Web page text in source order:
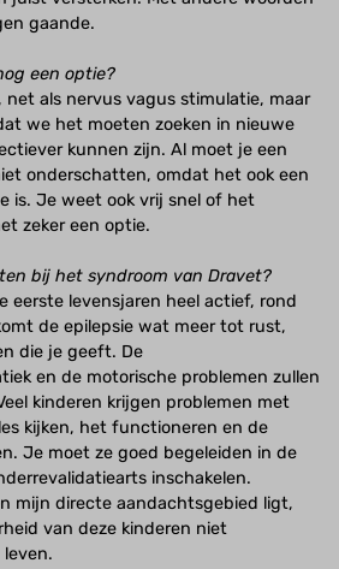
gaande.
een optie?
als nervus vagus stimulatie, maar
we het moeten zoeken in nieuwe
kunnen zijn. Al moet je een
onderschatten, omdat het ook een
is. Je weet ook vrij snel of het
zeker een optie.
bij het syndroom van Dravet?
eerste levensjaren heel actief, rond
de epilepsie wat meer tot rust,
die je geeft. De
en de motorische problemen zullen
kinderen krijgen problemen met
kijken, het functioneren en de
Je moet ze goed begeleiden in de
inschakelen.
mijn directe aandachtsgebied ligt,
van deze kinderen niet